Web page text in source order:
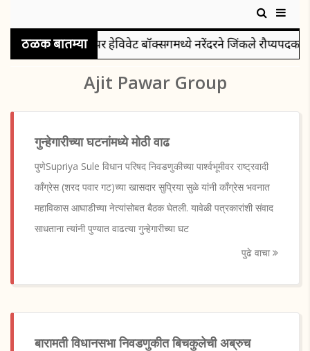
ठळक बातम्या
सुपर हेविवेट बॉक्सिंगमध्ये नरेंदरने जिंकले रौप्यपदक
Ajit Pawar Group
गुन्हेगारीच्या घटनांमध्ये मोठी वाढ
पुणेSupriya Sule विधान परिषद निवडणुकीच्या पार्श्वभूमीवर राष्ट्रवादी
काँग्रेस (शरद पवार गट)च्या खासदार सुप्रिया सुळे यांनी काँग्रेस भवनात
महाविकास आघाडीच्या नेत्यांसोबत बैठक घेतली. यावेळी पत्रकारांशी संवाद
साधताना त्यांनी पुण्यात वाढत्या गुन्हेगारीच्या घट
पुढे वाचा
बारामती विधानसभा निवडणुकीत बिचकुलेची अब्रुच